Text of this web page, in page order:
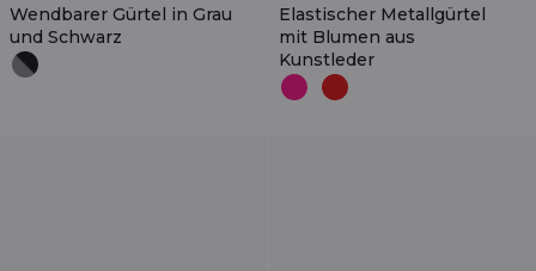
Wendbarer Gürtel in Grau
und Schwarz
Elastischer Metallgürtel
mit Blumen aus
Kunstleder